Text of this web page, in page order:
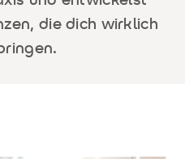
die dich wirklich